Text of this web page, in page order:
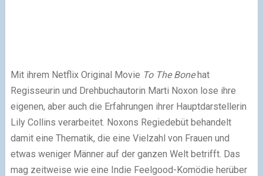
Mit ihrem Netflix Original Movie To The Bonehat
Regisseurin und Drehbuchautorin Marti Noxon lose ihre
eigenen, aber auch die Erfahrungen ihrer Hauptdarstellerin
Lily Collins verarbeitet. Noxons Regiedebüt behandelt
damit eine Thematik, die eine Vielzahl von Frauen und
etwas weniger Männer auf der ganzen Welt betrifft. Das
mag zeitweise wie eine Indie Feelgood-Komödie herüber